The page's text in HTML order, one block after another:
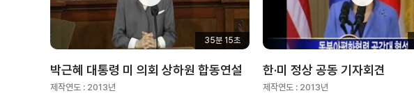
35분 15초
박근혜 대통령 미 의회 상하원 합동연설
제작연도 : 2013년
한·미 정상 공동 기자회견
제작연도 : 2013년